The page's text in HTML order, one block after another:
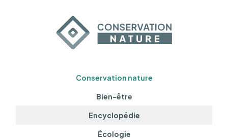
Conservation nature
Bien-être
Encyclopédie
Écologie